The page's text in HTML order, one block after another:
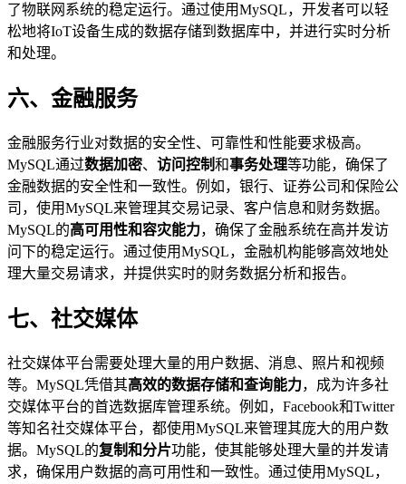
了物联网系统的稳定运行。通过使用MySQL，开发者可以轻
松地将IoT设备生成的数据存储到数据库中，并进行实时分析
和处理。
六、金融服务
金融服务行业对数据的安全性、可靠性和性能要求极高。
MySQL通过数据加密、 访问控制和事务处理等功能，确保了
金融数据的安全性和一致性。例如，银行、证券公司和保险公
司，使用MySQL来管理其交易记录、客户信息和财务数据。
MySQL的高可用性和容灾能力，确保了金融系统在高并发访
问下的稳定运行。通过使用MySQL，金融机构能够高效地处
理大量交易请求，并提供实时的财务数据分析和报告。
七、社交媒体
社交媒体平台需要处理大量的用户数据、消息、照片和视频
等。MySQL凭借其高效的数据存储和查询能力，成为许多社
交媒体平台的首选数据库管理系统。例如，Facebook和Twitter
等知名社交媒体平台，都使用MySQL来管理其庞大的用户数
据。MySQL的复制和分片功能，使其能够处理大量的并发请
求，确保用户数据的高可用性和一致性。通过使用MySQL，